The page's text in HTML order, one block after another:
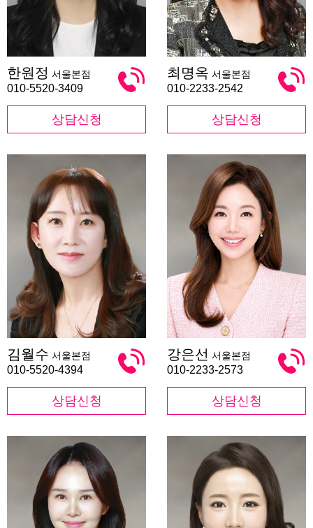
원
정
한원정 서울본점
010-5520-3409
상담신청
명
옥
최명옥 서울본점
010-2233-2542
상담신청
월
수
김월수 서울본점
010-5520-4394
상담신청
은
선
강은선 서울본점
010-2233-2573
상담신청